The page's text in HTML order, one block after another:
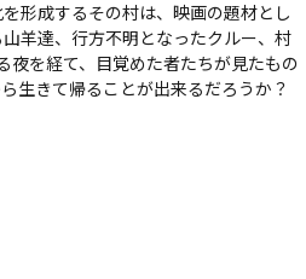
形成するその村は、映画の題材とし
羊達、行方不明となったクルー、村
を経て、目覚めた者たちが見たもの
生きて帰ることが出来るだろうか？